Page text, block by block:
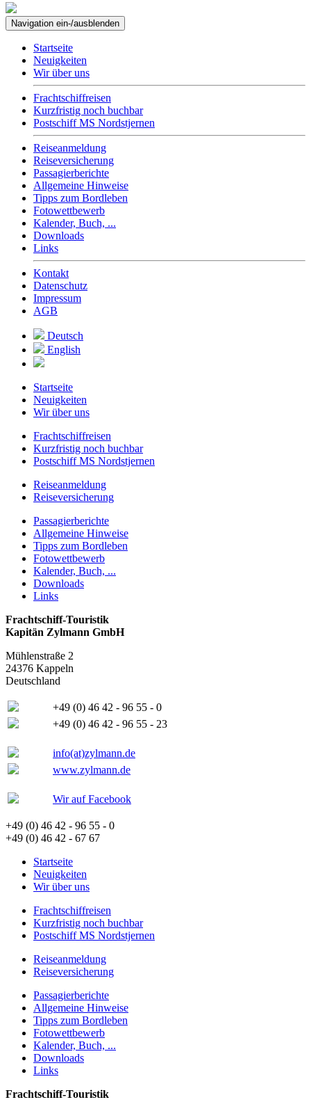
Navigation ein-/ausblenden
Startseite
Neuigkeiten
Wir über uns
Frachtschiffreisen
Kurzfristig noch buchbar
Postschiff MS Nordstjernen
Reiseanmeldung
Reiseversicherung
Passagierberichte
Allgemeine Hinweise
Tipps zum Bordleben
Fotowettbewerb
Kalender, Buch, ...
Downloads
Links
Kontakt
Datenschutz
Impressum
AGB
Deutsch
English
Startseite
Neuigkeiten
Wir über uns
Frachtschiffreisen
Kurzfristig noch buchbar
Postschiff MS Nordstjernen
Reiseanmeldung
Reiseversicherung
Passagierberichte
Allgemeine Hinweise
Tipps zum Bordleben
Fotowettbewerb
Kalender, Buch, ...
Downloads
Links
Frachtschiff-Touristik
Kapitän Zylmann GmbH
Mühlenstraße 2
24376 Kappeln
Deutschland
+49 (0) 46 42 - 96 55 - 0
+49 (0) 46 42 - 96 55 - 23
info(at)zylmann.de
www.zylmann.de
Wir auf Facebook
+49 (0) 46 42 - 96 55 - 0
+49 (0) 46 42 - 67 67
Startseite
Neuigkeiten
Wir über uns
Frachtschiffreisen
Kurzfristig noch buchbar
Postschiff MS Nordstjernen
Reiseanmeldung
Reiseversicherung
Passagierberichte
Allgemeine Hinweise
Tipps zum Bordleben
Fotowettbewerb
Kalender, Buch, ...
Downloads
Links
Frachtschiff-Touristik